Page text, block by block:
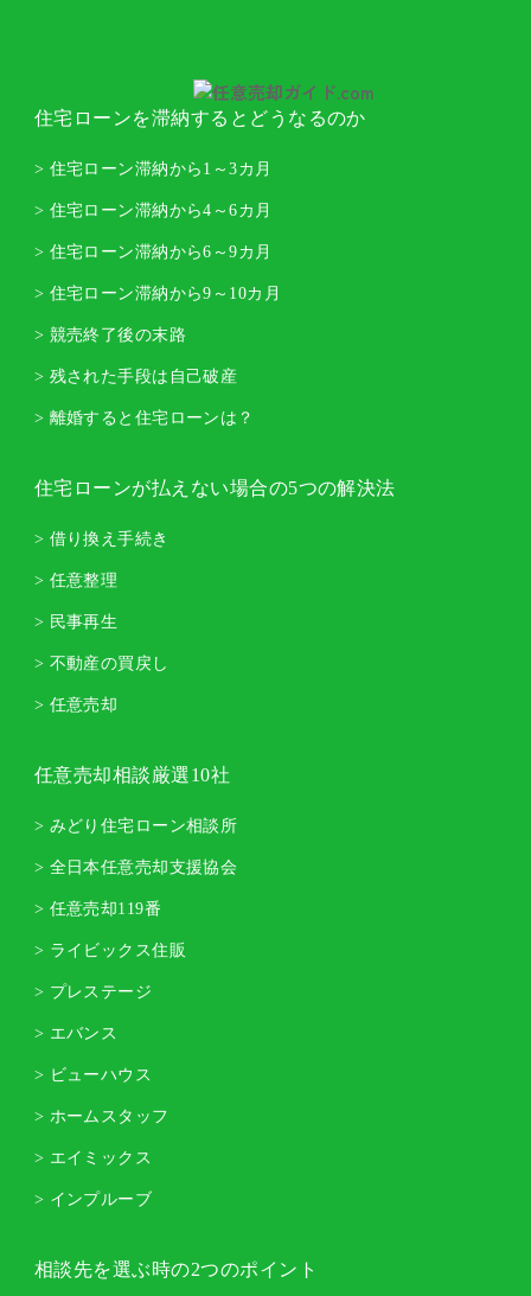
住宅ローンを滞納するとどうなるのか
> 住宅ローン滞納から1～3カ月
> 住宅ローン滞納から4～6カ月
> 住宅ローン滞納から6～9カ月
> 住宅ローン滞納から9～10カ月
> 競売終了後の末路
> 残された手段は自己破産
> 離婚すると住宅ローンは？
住宅ローンが払えない場合の5つの解決法
> 借り換え手続き
> 任意整理
> 民事再生
> 不動産の買戻し
> 任意売却
任意売却相談厳選10社
> みどり住宅ローン相談所
> 全日本任意売却支援協会
> 任意売却119番
> ライビックス住販
> プレステージ
> エバンス
> ビューハウス
> ホームスタッフ
> エイミックス
> インプルーブ
相談先を選ぶ時の2つのポイント